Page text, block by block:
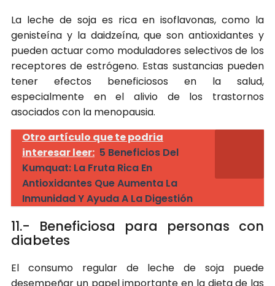
La leche de soja es rica en isoflavonas, como la
genisteína y la daidzeína, que son antioxidantes y
pueden actuar como moduladores selectivos de los
receptores de estrógeno. Estas sustancias pueden
tener efectos beneficiosos en la salud,
especialmente en el alivio de los trastornos
asociados con la menopausia.
Otro artículo que te podria
interesar leer: 5 Beneficios Del
Kumquat: La Fruta Rica En
Antioxidantes Que Aumenta La
Inmunidad Y Ayuda A La Digestión
11.- Beneficiosa para personas con
diabetes
El consumo regular de leche de soja puede
desempeñar un papel importante en la dieta de las